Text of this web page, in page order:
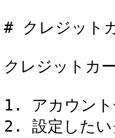
# クレジット
クレジットカ
1. アカウント
2. 設定したい